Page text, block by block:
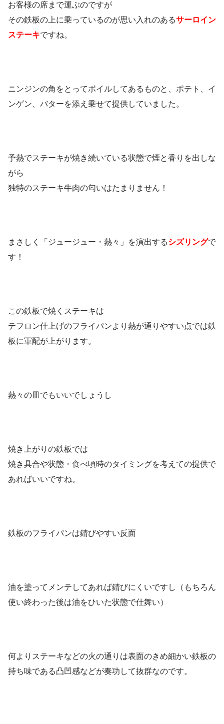
お客様の席まで運ぶのですが
その鉄板の上に乗っているのが思い入れのあるサーロイン
ステーキですね。
ニンジンの角をとってボイルしてあるものと、ポテト、イ
ンゲン、バターを添え乗せて提供していました。
予熱でステーキが焼き続いている状態で煙と香りを出しな
がら
独特のステーキ牛肉の匂いはたまりません！
まさしく「ジュージュー・熱々」を演出するシズリングで
す！
この鉄板で焼くステーキは
テフロン仕上げのフライパンより熱が通りやすい点では鉄
板に軍配が上がります。
熱々の皿でもいいでしょうし
焼き上がりの鉄板では
焼き具合や状態・食べ頃時のタイミングを考えての提供で
あればいいですね。
鉄板のフライパンは錆びやすい反面
油を塗ってメンテしてあれば錆びにくいですし（もちろん
使い終わった後は油をひいた状態で仕舞い）
何よりステーキなどの火の通りは表面のきめ細かい鉄板の
持ち味である凸凹感などが奏功して抜群なのです。